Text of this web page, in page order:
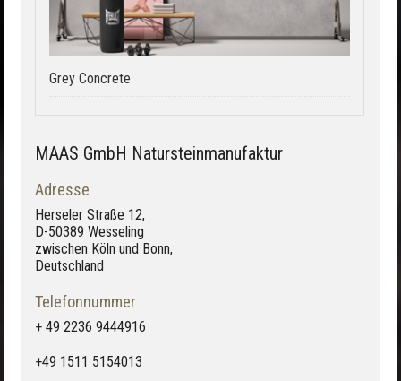
Grey Concrete
MAAS GmbH Natursteinmanufaktur
Adresse
Herseler Straße 12,
D-50389 Wesseling
zwischen Köln und Bonn,
Deutschland
Telefonnummer
+ 49 2236 9444916
+49 1511 5154013